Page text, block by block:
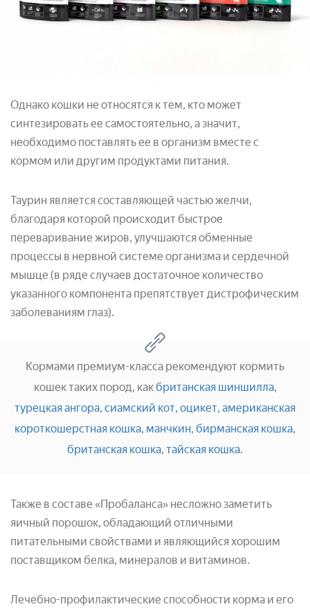
Однако кошки не относятся к тем, кто может
синтезировать ее самостоятельно, а значит,
необходимо поставлять ее в организм вместе с
кормом или другим продуктами питания.
Таурин является составляющей частью желчи,
благодаря которой происходит быстрое
переваривание жиров, улучшаются обменные
процессы в нервной системе организма и сердечной
мышце (в ряде случаев достаточное количество
указанного компонента препятствует дистрофическим
заболеваниям глаз).
Кормами премиум-класса рекомендуют кормить
кошек таких пород, как британская шиншилла,
турецкая ангора, сиамский кот, оцикет, американская
короткошерстная кошка, манчкин, бирманская кошка,
британская кошка, тайская кошка.
Также в составе «Пробаланса» несложно заметить
яичный порошок, обладающий отличными
питательными свойствами и являющийся хорошим
поставщиком белка, минералов и витаминов.
Лечебно-профилактические способности корма и его